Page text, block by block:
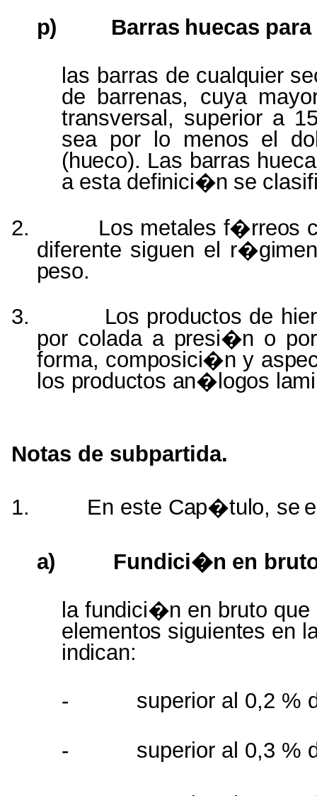
p) Barras huecas para
las barras de cualquier
de barrenas, cuya
transversal, superior a
sea por lo menos el
(hueco). Las barras
a esta definici�n se
2.
Los metales f�rreos
diferente siguen el
r�gimen
peso.
3.
Los productos de
por colada a presi�n o
forma, composici�ny
los productos an�logos
Notas de subpartida.
1. En este Cap�tulo, se
a) Fundici�n en
lafundici�n en bruto que
elementos siguientes en
indican:
-
superior al 0,2 %
- superior al 0,3 %